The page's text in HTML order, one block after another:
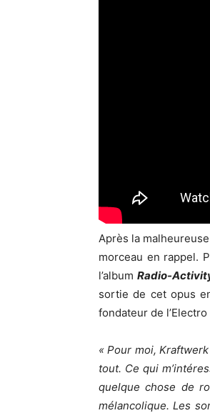
Après la
morceau en rappel.
l’album Radio-
sortie de cet opus
fondateur de
« Pour moi,
tout. Ce qui
quelque chose de
mélancolique. Les